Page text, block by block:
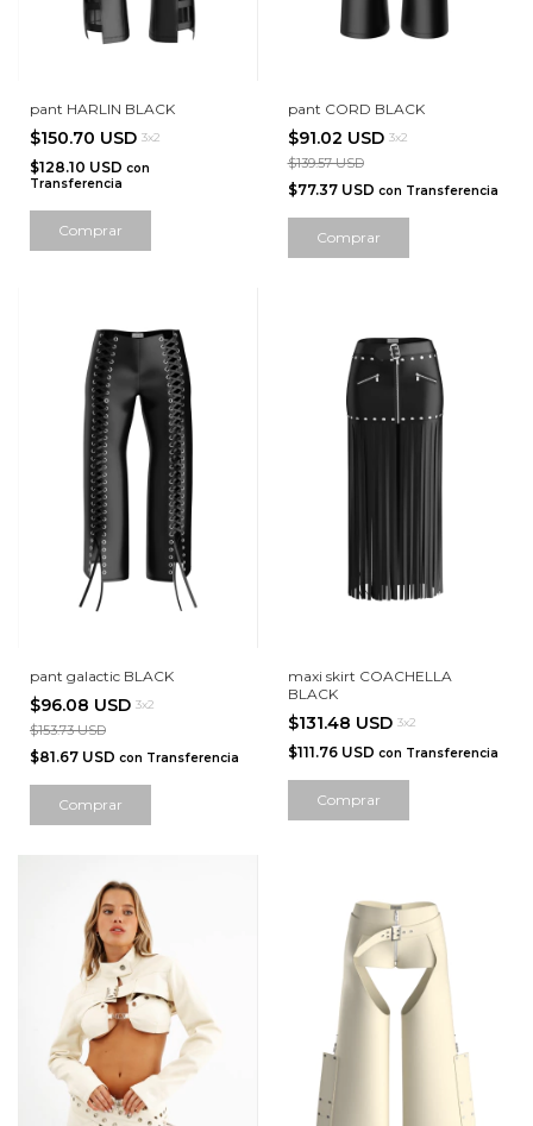
pant HARLIN BLACK
$150.70 USD 3x2
$128.10 USD con
Transferencia
Comprar
pant CORD BLACK
$91.02 USD 3x2
$139.57 USD
$77.37 USD con Transferencia
Comprar
pant galactic BLACK
$96.08 USD 3x2
$153.73 USD
$81.67 USD con Transferencia
Comprar
maxi skirt COACHELLA
BLACK
$131.48 USD 3x2
$111.76 USD con Transferencia
Comprar